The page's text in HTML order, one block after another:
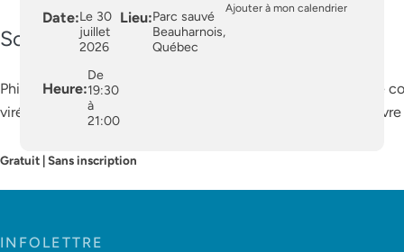
Date:Le 30
juillet
2026
Heure:
De
19:30
à
21:00
Lieu:Parc sauvé
Beauharnois,
Québec
Ajouter à mon calendrier
Soirée country rock francophone
Phil G. Smith revient avec La prochaine sortie, un spectacle
virée musicale énergique, entre Saguenay et Nashville, à
Gratuit | Sans inscription
INFOLETTRE